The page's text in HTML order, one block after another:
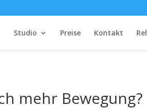
Studio Preise Kontakt
mehr Bewegung?